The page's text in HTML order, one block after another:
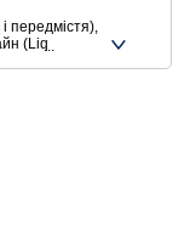
передмістя),
(Liqpay,